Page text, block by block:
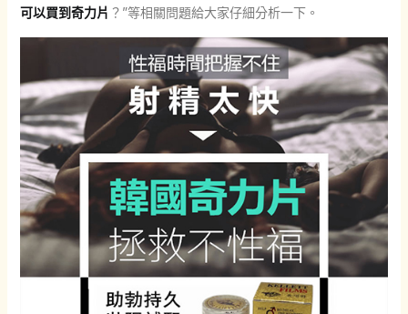
可以買到奇力片 ？”等相關問題給大家仔細分析一下。